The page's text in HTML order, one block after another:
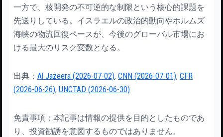
一方で、核開発の不可逆的な制限という核心的課題を
先送りしている。イスラエルの政治的動向やホルムズ
海峡の物流回復ペースが、今後のグローバル市場にお
ける最大のリスク変数となる。
出典： Al Jazeera (2026-07-02), CNN (2026-07-01), CFR
(2026-06-26), UNCTAD (2026-06-30)
免責事項：本記事は情報の提供を目的としたものであ
り、投資勧誘を意図するものではありません。